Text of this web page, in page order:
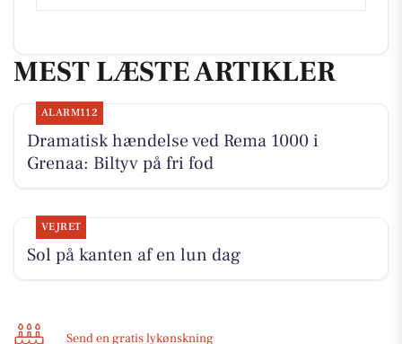
MEST LÆSTE ARTIKLER
ALARM112
Dramatisk hændelse ved Rema 1000 i
Grenaa: Biltyv på fri fod
VEJRET
Sol på kanten af en lun dag
Send en gratis lykønskning